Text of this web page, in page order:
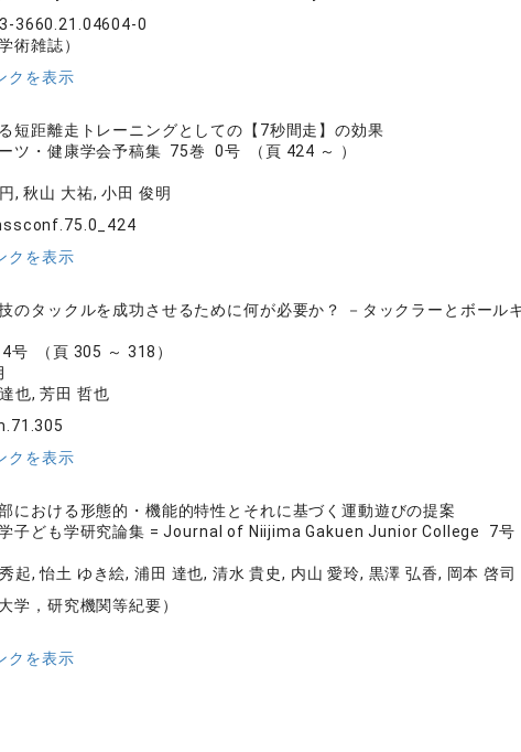
3660.21.04604-0
術雑誌）
クを表示
短距離走トレーニングとしての【7秒間走】の効果
ツ・健康学会予稿集 75巻 0号 （頁 424 ～ ）
, 秋山 大祐, 小田 俊明
クを表示
のタックルを成功させるために何が必要か？ －タックラーとボール
号 （頁 305 ～ 318）
也, 芳田 哲也
クを表示
における形態的・機能的特性とそれに基づく運動遊びの提案
子ども学研究論集 = Journal of Niijima Gakuen Junior College 7号
起, 怡土 ゆき絵, 浦田 達也, 清水 貴史, 内山 愛玲, 黒澤 弘香, 岡本 啓司
学，研究機関等紀要）
クを表示